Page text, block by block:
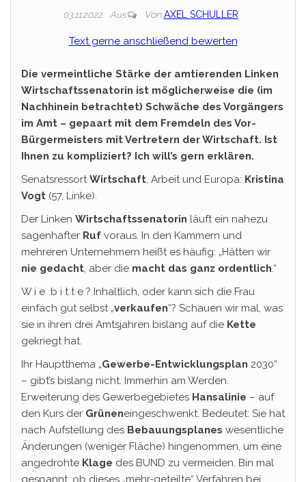
03.11.2022 Aus Von AXEL SCHULLER
Text gerne anschließend bewerten
Die vermeintliche Stärke der amtierenden Linken
Wirtschaftssenatorin ist möglicherweise die (im
Nachhinein betrachtet) Schwäche des Vorgängers
im Amt – gepaart mit dem Fremdeln des Vor-
Bürgermeisters mit Vertretern der Wirtschaft. Ist
Ihnen zu kompliziert? Ich will’s gern erklären.
SenatsressortWirtschaft, Arbeit und Europa: Kristina
Vogt (57, Linke).
Der Linken Wirtschaftssenatorin läuft ein nahezu
sagenhafter Ruf voraus. In den Kammern und
mehreren Unternehmern heißt es häufig: „Hätten wir
nie gedacht, aber die macht das ganz ordentlich.“
W i e b i t t e ? Inhaltlich, oder kann sich die Frau
einfach gut selbst „verkaufen“? Schauen wir mal, was
sie in ihren drei Amtsjahren bislang auf die Kette
gekriegt hat.
Ihr Hauptthema „Gewerbe-Entwicklungsplan 2030“
– gibt’s bislang nicht. Immerhin am Werden.
Erweiterung des Gewerbegebietes Hansalinie – auf
den Kurs der Grüneneingeschwenkt. Bedeutet: Sie hat
nach Aufstellung des Bebauungsplanes wesentliche
Änderungen (weniger Fläche) hingenommen, um eine
angedrohte Klage des BUND zu vermeiden. Bin mal
gespannt, ob dieses „mehr-geteilte“ Verfahren bei